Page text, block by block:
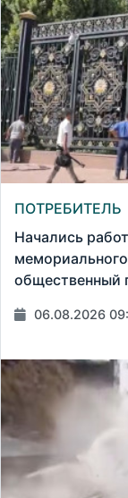
ПОТРЕБИТЕЛЬ
Начались
общественный
06.08.2026